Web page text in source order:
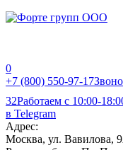
0
+7 (800) 550-97-17
32Работаем с 10:00-
в Telegram
Адрес:
Москва, ул. Вавилова,